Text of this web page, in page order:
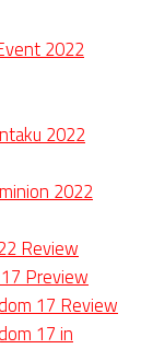
2022
2022
2022
Review
Preview
17 Review
17 in